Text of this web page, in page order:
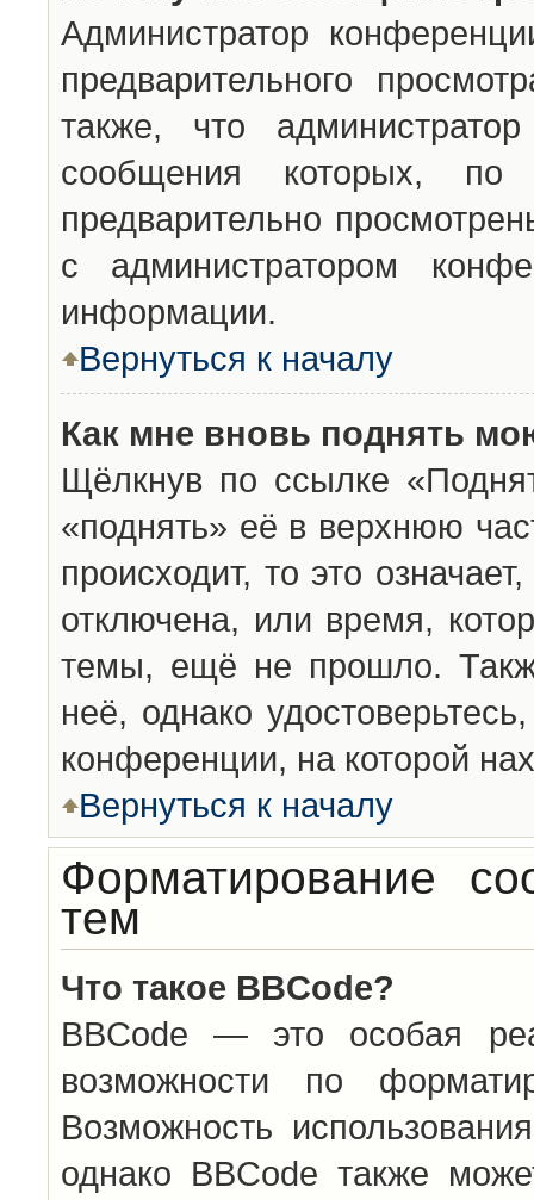
Администратор
предварительного
также, что
сообщения которых,
предварительно
с администратором
информации.
Вернуться к началу
Как мне вновь поднять
Щёлкнув по ссылке
«поднять» её в верхнюю
происходит, то это
отключена, или время,
темы, ещё не прошло.
неё, однако
конференции, на которой
Вернуться к началу
Форматирование
тем
Что такое BBCode?
BBCode — это особая
возможности по
Возможность
однако BBCode также